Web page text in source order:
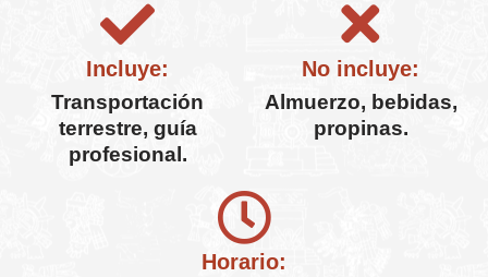
Incluye:
Transportación
terrestre, guía
profesional.
No incluye:
Almuerzo, bebidas,
propinas.
Horario: